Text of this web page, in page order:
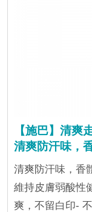
【施巴】清爽
清爽防汗味，
清爽防汗味，香
維持皮膚弱酸性
爽，不留白印-